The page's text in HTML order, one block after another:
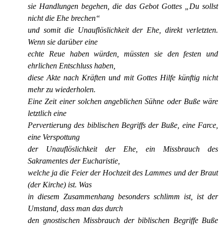
sie Handlungen begehen, die das Gebot Gottes „Du sollst
nicht die Ehe brechen“
und somit die Unauflöslichkeit der Ehe, direkt verletzten.
Wenn sie darüber eine
echte Reue haben würden, müssten sie den festen und
ehrlichen Entschluss haben,
diese Akte nach Kräften und mit Gottes Hilfe künftig nicht
mehr zu wiederholen.
Eine Zeit einer solchen angeblichen Sühne oder Buße wäre
letztlich eine
Pervertierung des biblischen Begriffs der Buße, eine Farce,
eine Verspottung
der Unauflöslichkeit der Ehe, ein Missbrauch des
Sakramentes der Eucharistie,
welche ja die Feier der Hochzeit des Lammes und der Braut
(der Kirche) ist. Was
in diesem Zusammenhang besonders schlimm ist, ist der
Umstand, dass man das durch
den gnostischen Missbrauch der biblischen Begriffe Buße